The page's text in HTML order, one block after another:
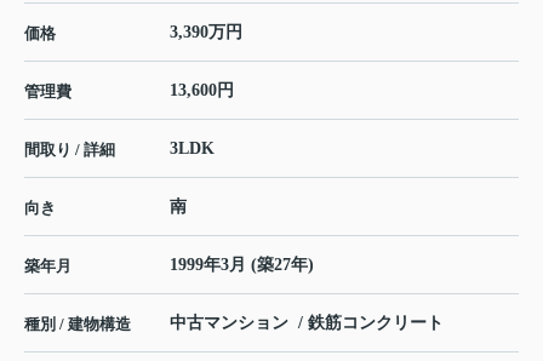
価格 3,390万円
管理費 13,600円
間取り / 詳細 3LDK
向き 南
築年月 1999年3月 (築27年)
種別 / 建物構造 中古マンション / 鉄筋コンクリート